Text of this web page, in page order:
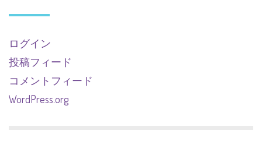
ログイン
投稿フィード
コメントフィード
WordPress.org